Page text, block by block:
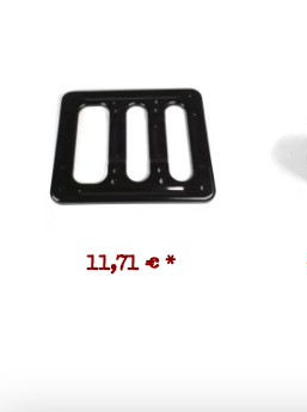
11,71 € *